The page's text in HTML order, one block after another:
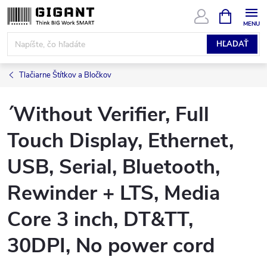
Prejsť
na
obsah
HĽADAŤ
KOŠÍK
Tlačiarne Štítkov a Bločkov
´Without Verifier, Full
Touch Display, Ethernet,
USB, Serial, Bluetooth,
Rewinder + LTS, Media
Core 3 inch, DT&TT,
30DPI, No power cord